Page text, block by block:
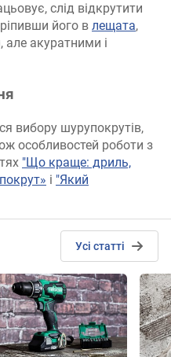
слід відкрутити
його в лещата,
акуратними і
вибору шурупокрутів,
особливостей роботи з
"Що краще: дриль,
і "Який
Усі статті